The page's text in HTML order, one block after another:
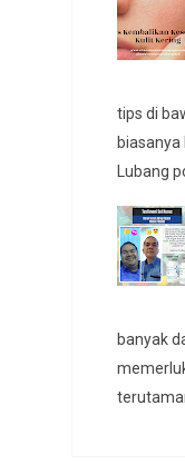
tips di
biasanya
Lubang
banyak